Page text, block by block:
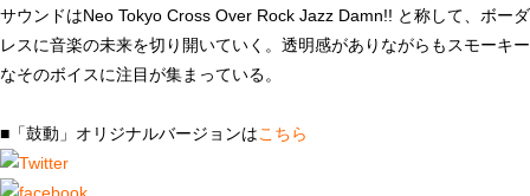
サウンドはNeo Tokyo Cross Over Rock Jazz Damn!! と称して、ボーダ
レスに音楽の未来を切り開いていく。透明感がありながらもスモーキー
なそのボイスに注目が集まっている。
■「鼓動」オリジナルバージョンはこちら